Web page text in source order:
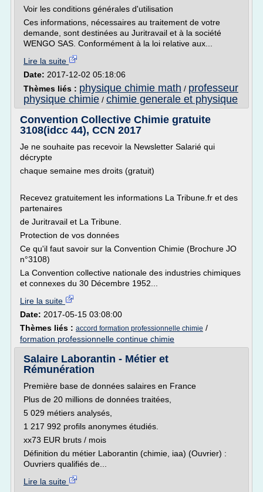
Voir les conditions générales d'utilisation
Ces informations, nécessaires au traitement de votre
demande, sont destinées au Juritravail et à la société
WENGO SAS. Conformément à la loi relative aux...
Lire la suite
Date: 2017-12-02 05:18:06
Thèmes liés : physique chimie math / professeur
physique chimie / chimie generale et physique
Convention Collective Chimie gratuite
3108(idcc 44), CCN 2017
Je ne souhaite pas recevoir la Newsletter Salarié qui
décrypte
chaque semaine mes droits (gratuit)
Recevez gratuitement les informations La Tribune.fr et des
partenaires
de Juritravail et La Tribune.
Protection de vos données
Ce qu'il faut savoir sur la Convention Chimie (Brochure JO
n°3108)
La Convention collective nationale des industries chimiques
et connexes du 30 Décembre 1952...
Lire la suite
Date: 2017-05-15 03:08:00
Thèmes liés : accord formation professionnelle chimie /
formation professionnelle continue chimie
Salaire Laborantin - Métier et
Rémunération
Première base de données salaires en France
Plus de 20 millions de données traitées,
5 029 métiers analysés,
1 217 992 profils anonymes étudiés.
xx73 EUR bruts / mois
Définition du métier Laborantin (chimie, iaa) (Ouvrier) :
Ouvriers qualifiés de...
Lire la suite